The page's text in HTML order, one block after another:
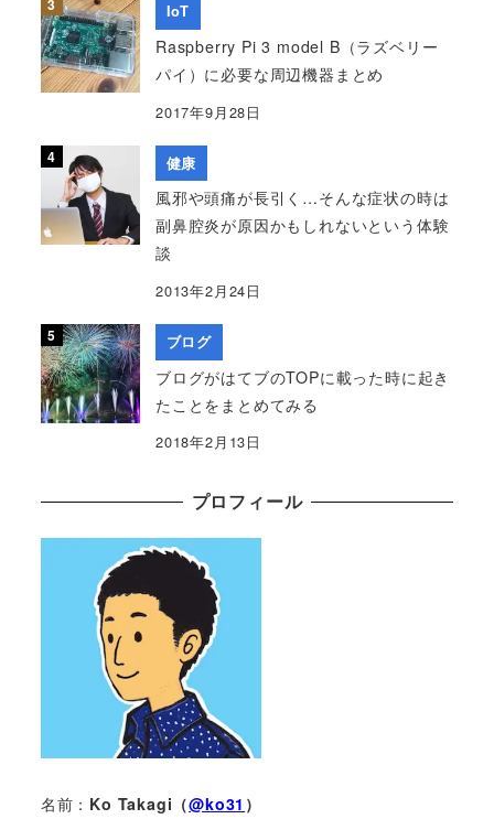
IoT
Raspberry Pi 3 model B（ラズベリー
パイ）に必要な周辺機器まとめ
2017年9月28日
健康
風邪や頭痛が長引く…そんな症状の時は
副鼻腔炎が原因かもしれないという体験
談
2013年2月24日
ブログ
ブログがはてブのTOPに載った時に起き
たことをまとめてみる
2018年2月13日
プロフィール
名前： Ko Takagi（@ko31 ）